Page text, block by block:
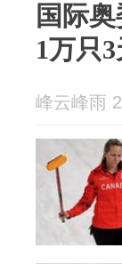
国际
1万只
峰云峰雨